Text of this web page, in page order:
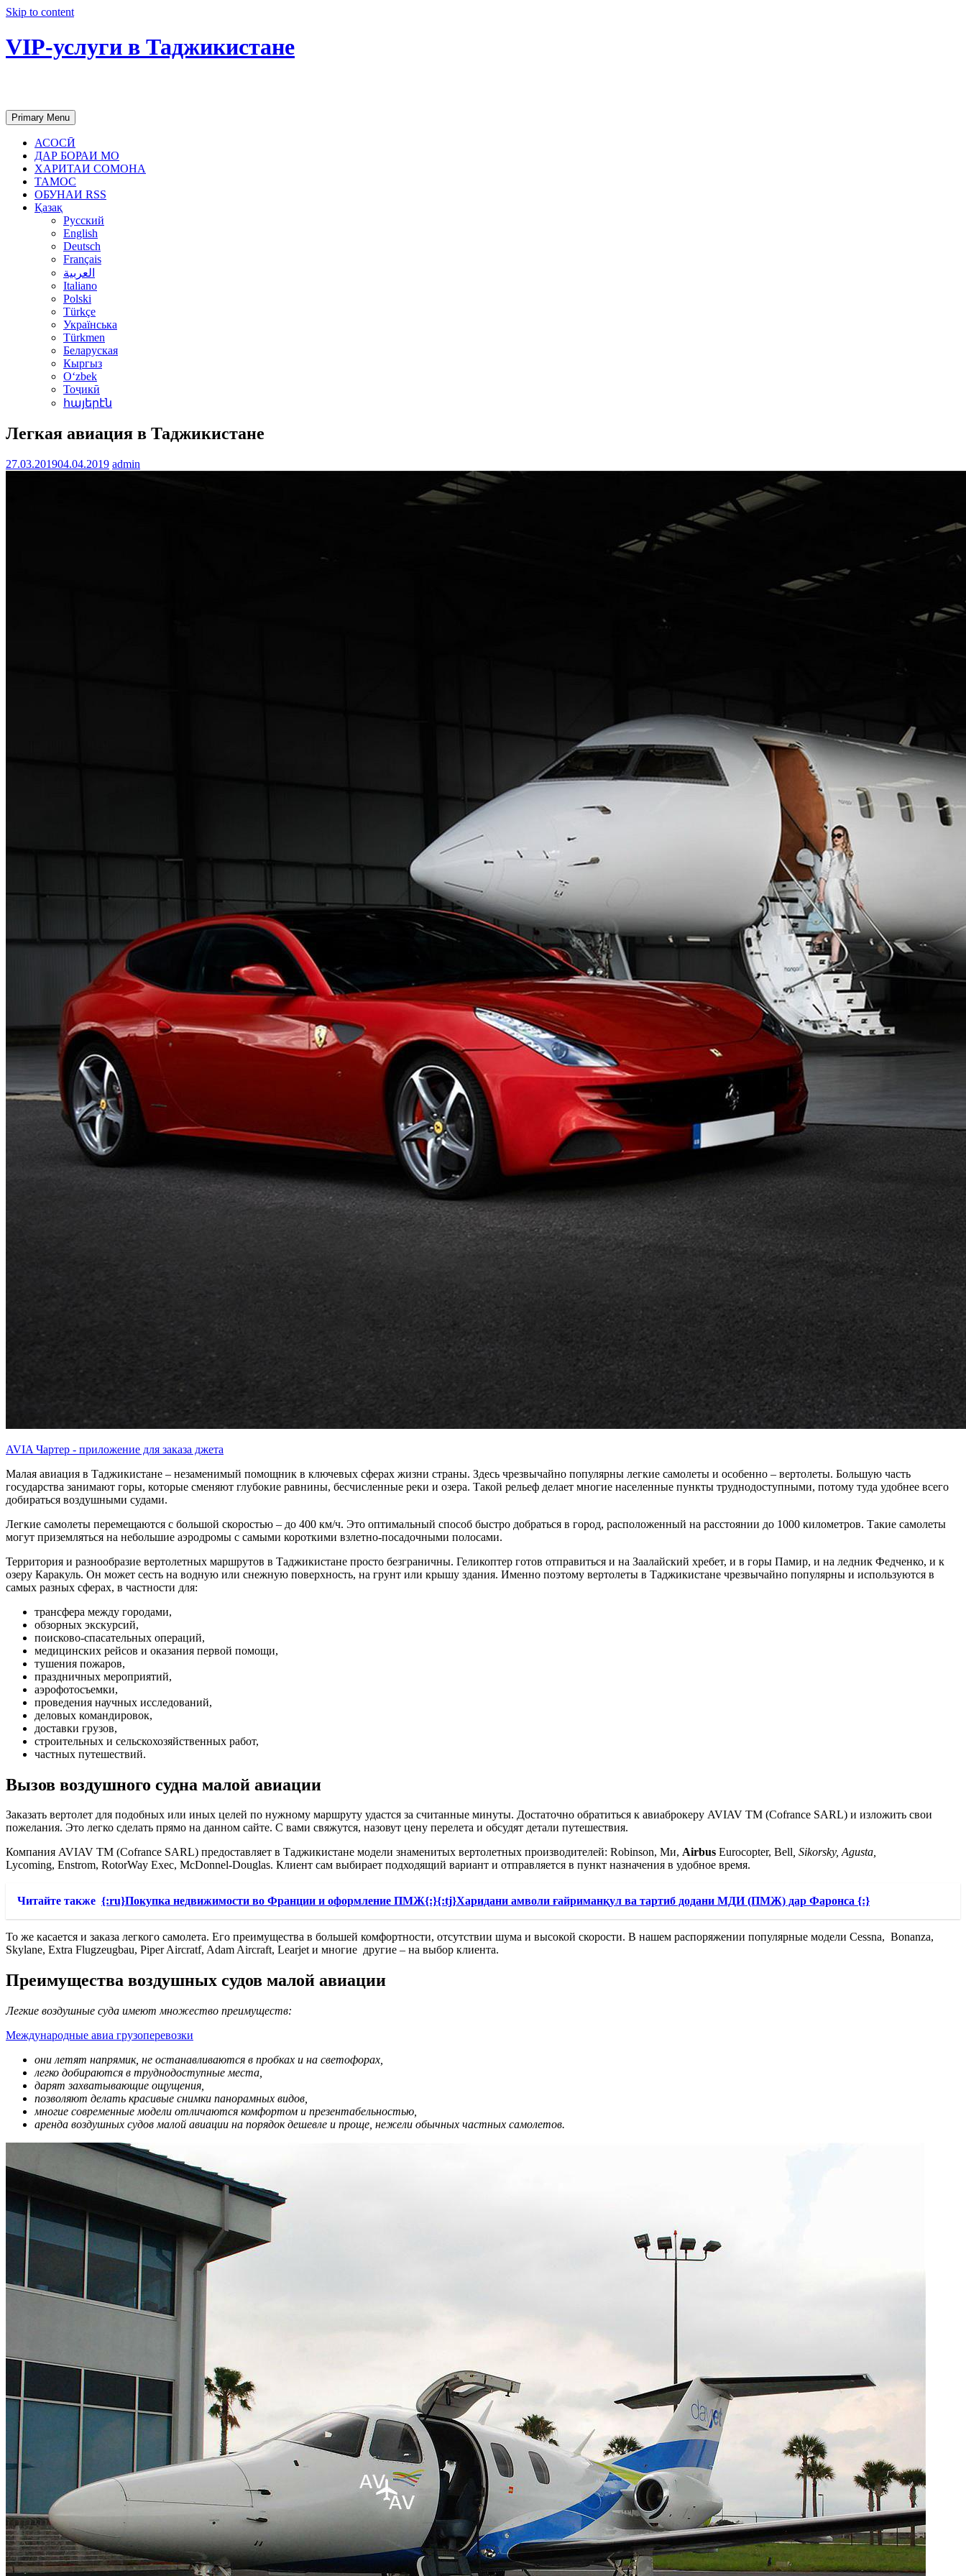
Skip to content
VIP-услуги в Таджикистане
Primary Menu
АСОСӢ
ДАР БОРАИ МО
ХАРИТАИ СОМОНА
ТАМОС
ОБУНАИ RSS
Қазақ
Русский
English
Deutsch
Français
العربية
Italiano
Polski
Türkçe
Українська
Türkmen
Беларуская
Кыргыз
Oʻzbek
Тоҷикӣ
հայերէն
Легкая авиация в Таджикистане
27.03.201904.04.2019 admin
AVIA Чартер - приложение для заказа джета
Малая авиация в Таджикистане – незаменимый помощник в ключевых сферах жизни страны. Здесь чрезвычайно популярны легкие самолеты и особенно – вертолеты. Большую часть
государства занимают горы, которые сменяют глубокие равнины, бесчисленные реки и озера. Такой рельеф делает многие населенные пункты труднодоступными, потому туда удобнее всего
добираться воздушными судами.
Легкие самолеты перемещаются с большой скоростью – до 400 км/ч. Это оптимальный способ быстро добраться в город, расположенный на расстоянии до 1000 километров. Такие самолеты
могут приземляться на небольшие аэродромы с самыми короткими взлетно-посадочными полосами.
Территория и разнообразие вертолетных маршрутов в Таджикистане просто безграничны. Геликоптер готов отправиться и на Заалайский хребет, и в горы Памир, и на ледник Федченко, и к
озеру Каракуль. Он может сесть на водную или снежную поверхность, на грунт или крышу здания. Именно поэтому вертолеты в Таджикистане чрезвычайно популярны и используются в
самых разных сферах, в частности для:
трансфера между городами,
обзорных экскурсий,
поисково-спасательных операций,
медицинских рейсов и оказания первой помощи,
тушения пожаров,
праздничных мероприятий,
аэрофотосъемки,
проведения научных исследований,
деловых командировок,
доставки грузов,
строительных и сельскохозяйственных работ,
частных путешествий.
Вызов воздушного судна малой авиации
Заказать вертолет для подобных или иных целей по нужному маршруту удастся за считанные минуты. Достаточно обратиться к авиаброкеру AVIAV TM (Cofrance SARL) и изложить свои
пожелания. Это легко сделать прямо на данном сайте. С вами свяжутся, назовут цену перелета и обсудят детали путешествия.
Компания AVIAV TM (Cofrance SARL) предоставляет в Таджикистане модели знаменитых вертолетных производителей: Robinson, Ми, Airbus Eurocopter, Вell, Sikorsky,Agusta,
Lycoming, Enstrom, RotorWay Exec, McDonnel-Douglas. Клиент сам выбирает подходящий вариант и отправляется в пункт назначения в удобное время.
Читайте также {:ru}Покупка недвижимости во Франции и оформление ПМЖ{:}{:tj}Харидани амволи ғайриманқул ва тартиб додани МДИ (ПМЖ) дар Фаронса {:}
То же касается и заказа легкого самолета. Его преимущества в большей комфортности, отсутствии шума и высокой скорости. В нашем распоряжении популярные модели Cessna, Bonanza,
Skylane, Extra Flugzeugbau, Piper Aircratf, Adam Aircraft, Learjet и многие другие – на выбор клиента.
Преимущества воздушных судов малой авиации
Легкие воздушные суда имеют множество преимуществ:
Международные авиа грузоперевозки
они летят напрямик, не останавливаются в пробках и на светофорах,
легко добираются в труднодоступные места,
дарят захватывающие ощущения,
позволяют делать красивые снимки панорамных видов,
многие современные модели отличаются комфортом и презентабельностью,
аренда воздушных судов малой авиации на порядок дешевле и проще, нежели обычных частных самолетов.